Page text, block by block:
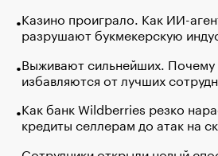
Казино проиграло. Как ИИ-
разрушают букмекерскую
Выживают сильнейших. Почему
избавляются от лучших
Как банк Wildberries резко
кредиты селлерам до атак на